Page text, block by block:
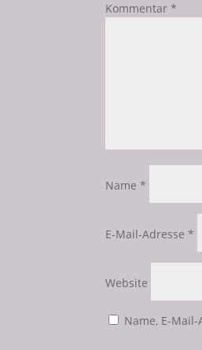
Kommentar*
Name*
E-Mail-Adresse*
Website
Name, E-